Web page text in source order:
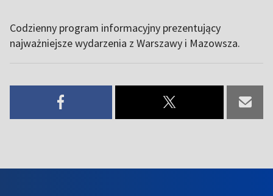
Codzienny program informacyjny prezentujący
najważniejsze wydarzenia z Warszawy i Mazowsza.